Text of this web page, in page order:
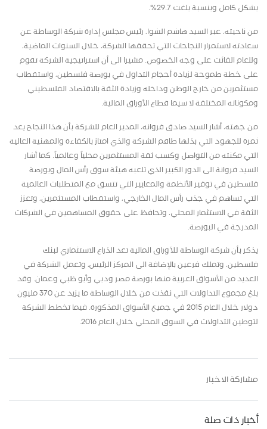
بشكل كامل وبنسبة بلغت 29.7%.
من ناحيته، عبر السيد هاشم الشوا، رئيس مجلس إدارة شركة الوساطة عن
سعادته لاستمرار النجاحات التي تحققها الشركة، خلال السنوات الماضية،
وللعام الفائت على وجه الخصوص. مشيرا الى أن استراتيجية الشركة تقوم
على خطة طموحة لزيادة أحجام التداول في بورصة فلسطين، واستقطاب
مستثمرين من خارج الوطن وداخله وزيادة الثقة بالاقتصاد الفلسطيني
ومكوناته المختلفة لا سيما قطاع الأوراق المالية.
من جهته، أشار السيد صادق فروانه، المدير العام للشركة بأن هذا النجاح يعد
ثمرة للجهود التي بذلها طاقم الشركة والذي امتاز بالكفاءة والمهنية العالية
التي مكنته من التواصل وكسب ثقة المستثمرين محلياً وعالمياً. كما أشار
السيد فروانة الى الدور الكبير الذي تلعبه هيئة سوق رأس المال وبورصة
فلسطين في توفير الأنظمة والمعايير التي تتسق مع المتطلبات العالمية
التي تساهم في جذب رأس المال الخارجي، واستقطاب المستثمرين، وتعزز
الثقة في الاستثمار المحلي، وتحافظ على حقوق المساهمين في الشركات
المدرجة في البورصة.
يذكر بأن شركة الوساطة للأوراق المالية تعد الذراع الاستثماري لبنك
فلسطين، وتملك فرعين بالإضافة الى المركز الرئيس، وتعمل الشركة في
العديد من الأسواق العربية منها بورصة مصر ودبي وأبو ظبي وعمان. وقد
بلغ مجموع التداولات التي نفذت من خلال الوساطة ما يزيد عن 370 مليون
دولار خلال العام 2015 في جميع الأسواق المذكورة. فيما تخطط الشركة
لتوطين التداولات في السوق المحلي خلال العام 2016.
مشاركة الاخبار
أخبار ذات صلة